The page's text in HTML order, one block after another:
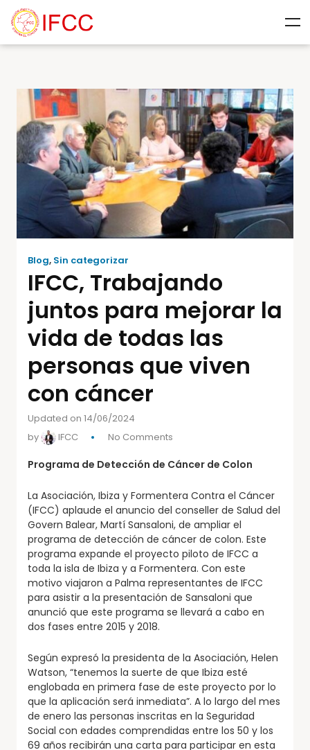
Blog, Sin categorizar
IFCC, Trabajando
juntos para mejorar la
vida de todas las
personas que viven
con cáncer
Updated on 14/06/2024
by
IFCC No Comments
Programa de Detección de Cáncer de Colon
La Asociación, Ibiza y Formentera Contra el Cáncer
(IFCC) aplaude el anuncio del conseller de Salud del
Govern Balear, Martí Sansaloni, de ampliar el
programa de detección de cáncer de colon. Este
programa expande el proyecto piloto de IFCC a
toda la isla de Ibiza y a Formentera. Con este
motivo viajaron a Palma representantes de IFCC
para asistir a la presentación de Sansaloni que
anunció que este programa se llevará a cabo en
dos fases entre 2015 y 2018.
Según expresó la presidenta de la Asociación, Helen
Watson, “tenemos la suerte de que Ibiza esté
englobada en primera fase de este proyecto por lo
que la aplicación será inmediata”. A lo largo del mes
de enero las personas inscritas en la Seguridad
Social con edades comprendidas entre los 50 y los
69 años recibirán una carta para participar en esta